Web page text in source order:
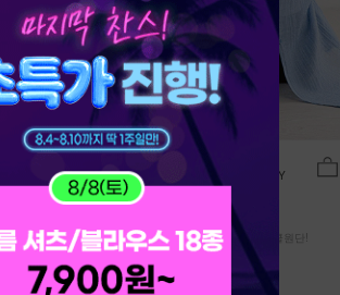
지 홈웨
내장
NK62-TS-32/일루민 뒤트임 셔츠_DY
21,900원
[ 답답한ZERO! 시스루 원단! ]
[55-99] 은은하게 반짝이는 고급링클원단!
자연스럽게 흐르는 핏!
Free
리뷰15